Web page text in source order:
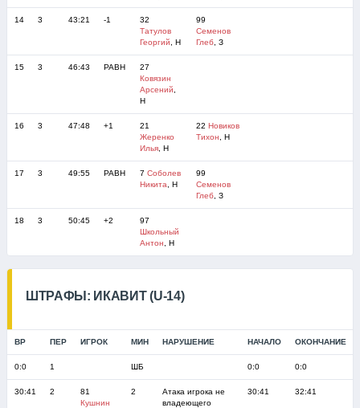
14 3 43:21 -1
32
Татулов
Георгий , Н
99
Семенов
Глеб, З
15 3 46:43 РАВН
27
Ковязин
Арсений
Н
16 3 47:48 +1
21
Жеренко
Илья, Н
22 Новиков
Тихон , Н
17 3 49:55 РАВН 7 Соболев
Никита , Н
99
Семенов
Глеб, З
18 3 50:45 +2
97
Школьный
Антон , Н
ШТРАФЫ: ИКАВИТ (U-14)
ВР ПЕР ИГРОК МИН НАРУШЕНИЕ НАЧАЛО ОКОНЧАНИЕ
0:0 1 ШБ 0:0 0:0
30:41 2
81
Кушнин
2
Атака игрока не
владеющего
30:41 32:41